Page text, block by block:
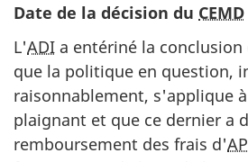
Date de la décision du CEMD
L'ADI a entériné la
que la politique en question,
raisonnablement, s'applique
plaignant et que ce dernier a
remboursement des frais d'